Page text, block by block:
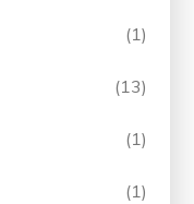
(1)
(13)
(1)
(1)